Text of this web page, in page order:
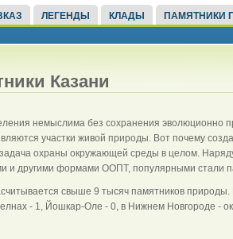
ЛЕГЕНДЫ КЛАДЫ ПАМЯТНИКИ
Казани
немыслима без сохранения
участки живой природы. Вот почему
охраны окружающей среды в целом.
и другими формами ООПТ, популярными стали
свыше 9 тысяч памятников природы.
- 1, Йошкар-Оле - 0, в Нижнем Новгороде -